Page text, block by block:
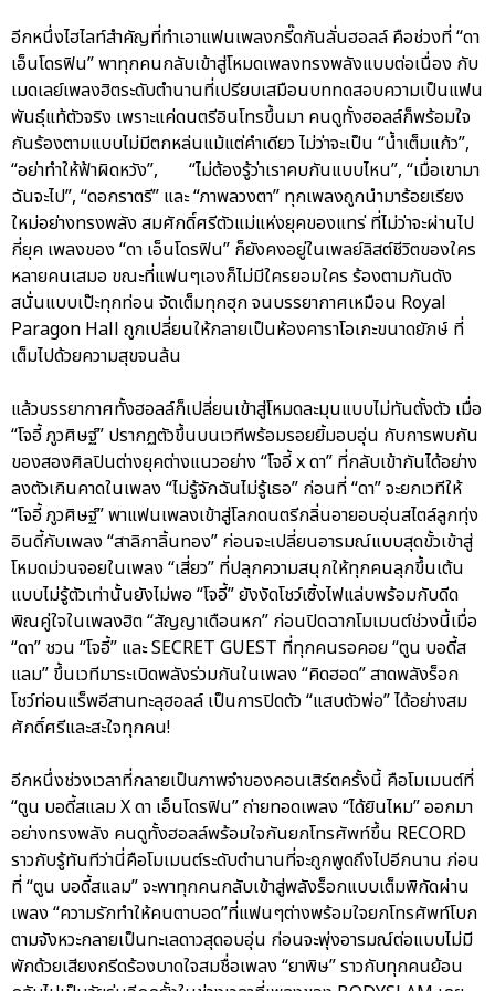
อีกหนึ่งไฮไลท์สำคัญที่ทำเอาแฟนเพลงกรี๊ดกันลั่นฮอลล์ คือช่วงที่ “ดา
เอ็นโดรฟิน” พาทุกคนกลับเข้าสู่โหมดเพลงทรงพลังแบบต่อเนื่อง กับ
เมดเลย์เพลงฮิตระดับตำนานที่เปรียบเสมือนบททดสอบความเป็นแฟน
พันธุ์แท้ตัวจริง เพราะแค่ดนตรีอินโทรขึ้นมา คนดูทั้งฮอลล์ก็พร้อมใจ
กันร้องตามแบบไม่มีตกหล่นแม้แต่คำเดียว ไม่ว่าจะเป็น “น้ำเต็มแก้ว”,
“อย่าทำให้ฟ้าผิดหวัง”, “ไม่ต้องรู้ว่าเราคบกันแบบไหน”, “เมื่อเขามา
ฉันจะไป”, “ดอกราตรี” และ “ภาพลวงตา” ทุกเพลงถูกนำมาร้อยเรียง
ใหม่อย่างทรงพลัง สมศักดิ์ศรีตัวแม่แห่งยุคของแทร่ ที่ไม่ว่าจะผ่านไป
กี่ยุค เพลงของ “ดา เอ็นโดรฟิน” ก็ยังคงอยู่ในเพลย์ลิสต์ชีวิตของใคร
หลายคนเสมอ ขณะที่แฟนๆเองก็ไม่มีใครยอมใคร ร้องตามกันดัง
สนั่นแบบเป๊ะทุกท่อน จัดเต็มทุกฮุก จนบรรยากาศเหมือน Royal
Paragon Hall ถูกเปลี่ยนให้กลายเป็นห้องคาราโอเกะขนาดยักษ์ ที่
เต็มไปด้วยความสุขจนล้น
แล้วบรรยากาศทั้งฮอลล์ก็เปลี่ยนเข้าสู่โหมดละมุนแบบไม่ทันตั้งตัว เมื่อ
“โจอี้ ภูวศิษฐ์” ปรากฏตัวขึ้นบนเวทีพร้อมรอยยิ้มอบอุ่น กับการพบกัน
ของสองศิลปินต่างยุคต่างแนวอย่าง “โจอี้ x ดา” ที่กลับเข้ากันได้อย่าง
ลงตัวเกินคาดในเพลง “ไม่รู้จักฉันไม่รู้เธอ” ก่อนที่ “ดา” จะยกเวทีให้
“โจอี้ ภูวศิษฐ์” พาแฟนเพลงเข้าสู่โลกดนตรีกลิ่นอายอบอุ่นสไตล์ลูกทุ่ง
อินดี้กับเพลง “สาลิกาลิ้นทอง” ก่อนจะเปลี่ยนอารมณ์แบบสุดขั้วเข้าสู่
โหมดม่วนจอยในเพลง “เสี่ยว” ที่ปลุกความสนุกให้ทุกคนลุกขึ้นเต้น
แบบไม่รู้ตัวเท่านั้นยังไม่พอ “โจอี้” ยังงัดโชว์เซิ้งไฟแล่บพร้อมกับดีด
พิณคู่ใจในเพลงฮิต “สัญญาเดือนหก” ก่อนปิดฉากโมเมนต์ช่วงนี้เมื่อ
“ดา” ชวน “โจอี้” และ SECRET GUEST ที่ทุกคนรอคอย “ตูน บอดี้ส
แลม” ขึ้นเวทีมาระเบิดพลังร่วมกันในเพลง “คิดฮอด” สาดพลังร็อก
โชว์ท่อนแร็พอีสานทะลุฮอลล์ เป็นการปิดตัว “แสบตัวพ่อ” ได้อย่างสม
ศักดิ์ศรีและสะใจทุกคน!
อีกหนึ่งช่วงเวลาที่กลายเป็นภาพจำของคอนเสิร์ตครั้งนี้ คือโมเมนต์ที่
“ตูน บอดี้สแลม X ดา เอ็นโดรฟิน” ถ่ายทอดเพลง “ได้ยินไหม” ออกมา
อย่างทรงพลัง คนดูทั้งฮอลล์พร้อมใจกันยกโทรศัพท์ขึ้น RECORD
ราวกับรู้ทันทีว่านี่คือโมเมนต์ระดับตำนานที่จะถูกพูดถึงไปอีกนาน ก่อน
ที่ “ตูน บอดี้สแลม” จะพาทุกคนกลับเข้าสู่พลังร็อกแบบเต็มพิกัดผ่าน
เพลง “ความรักทำให้คนตาบอด”ที่แฟนๆต่างพร้อมใจยกโทรศัพท์โบก
ตามจังหวะกลายเป็นทะเลดาวสุดอบอุ่น ก่อนจะพุ่งอารมณ์ต่อแบบไม่มี
พักด้วยเสียงกรีดร้องบาดใจสมชื่อเพลง “ยาพิษ” ราวกับทุกคนย้อน